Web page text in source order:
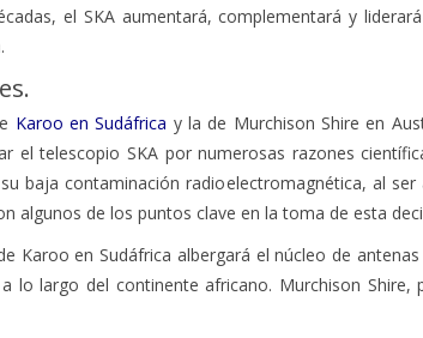
el SKA aumentará, complementará y
Karoo en Sudáfrica y la de Murchison Shire en
el telescopio SKA por numerosas razones
baja contaminación radioelectromagnética, al
algunos de los puntos clave en la toma de esta
Karoo en Sudáfrica albergará el núcleo de
lo largo del continente africano. Murchison